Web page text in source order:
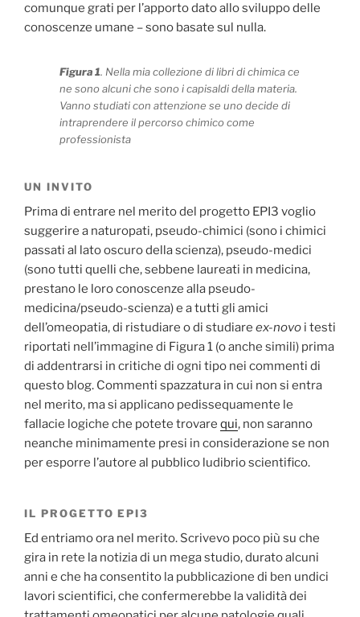
comunque grati per l’apporto dato allo sviluppo delle
conoscenze umane – sono basate sul nulla.
Figura 1. Nella mia collezione di libri di chimica ce
ne sono alcuni che sono i capisaldi della materia.
Vanno studiati con attenzione se uno decide di
intraprendere il percorso chimico come
professionista
UN INVITO
Prima di entrare nel merito del progetto EPI3 voglio
suggerire a naturopati, pseudo-chimici (sono i chimici
passati al lato oscuro della scienza), pseudo-medici
(sono tutti quelli che, sebbene laureati in medicina,
prestano le loro conoscenze alla pseudo-
medicina/pseudo-scienza) e a tutti gli amici
dell’omeopatia, di ristudiare o di studiare ex-novo i testi
riportati nell’immagine di Figura 1 (o anche simili) prima
di addentrarsi in critiche di ogni tipo nei commenti di
questo blog. Commenti spazzatura in cui non si entra
nel merito, ma si applicano pedissequamente le
fallacie logiche che potete trovare qui, non saranno
neanche minimamente presi in considerazione se non
per esporre l’autore al pubblico ludibrio scientifico.
IL PROGETTO EPI3
Ed entriamo ora nel merito. Scrivevo poco più su che
gira in rete la notizia di un mega studio, durato alcuni
anni e che ha consentito la pubblicazione di ben undici
lavori scientifici, che confermerebbe la validità dei